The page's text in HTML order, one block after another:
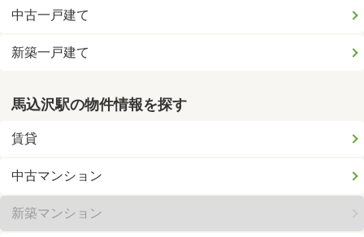
中古一戸建て
新築一戸建て
馬込沢駅の物件情報を探す
賃貸
中古マンション
新築マンション